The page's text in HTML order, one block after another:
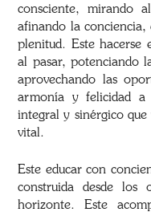
consciente, mirando
afinando la
plenitud. Este hacerse
al pasar, potenciando
aprovechando las
armonía y felicidad a
integral y sinérgico
vital.
Este educar con
construida desde los
horizonte. Este